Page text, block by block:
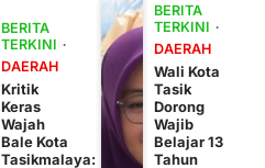
BERITA
TERKINI
DAERAH
Kritik
Keras
Wajah
Bale Kota
Tasikmalaya:
BERITA
TERKINI
DAERAH
Wali Kota
Tasik
Dorong
Wajib
Belajar 13
Tahun